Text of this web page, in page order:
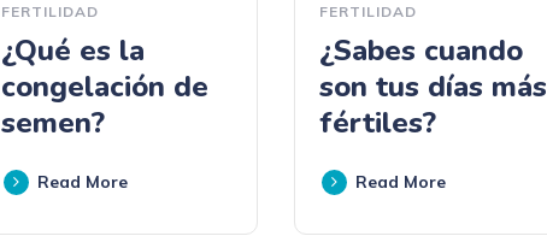
FERTILIDAD
¿Qué es la
congelación de
semen?
Read More
FERTILIDAD
¿Sabes cuando
son tus días más
fértiles?
Read More